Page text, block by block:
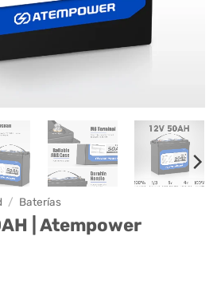
/ Baterías
| Atempower